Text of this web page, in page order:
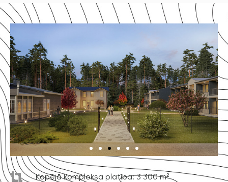
Kopējā kompleksa platība: 3 300 m²